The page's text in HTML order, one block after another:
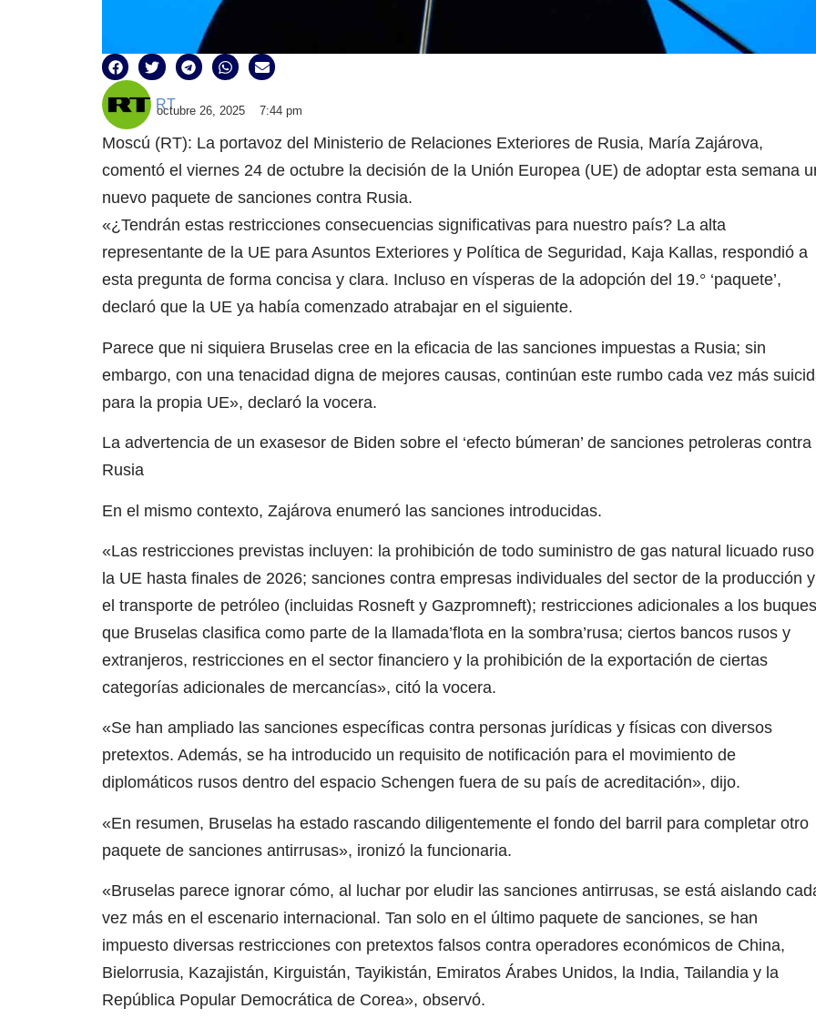
RT
octubre 26, 2025 7:44 pm
Moscú (RT): La portavoz del Ministerio de Relaciones Exteriores de Rusia, María Zajárova,
comentó el viernes 24 de octubre la decisión de la Unión Europea (UE) de adoptar esta semana
nuevo paquete de sanciones contra Rusia.
«¿Tendrán estas restricciones consecuencias significativas para nuestro país? La alta
representante de la UE para Asuntos Exteriores y Política de Seguridad, Kaja Kallas, respondió a
esta pregunta de forma concisa y clara. Incluso en vísperas de la adopción del 19.° ‘paquete’,
declaró que la UE ya había comenzado atrabajar en el siguiente.
Parece que ni siquiera Bruselas cree en la eficacia de las sanciones impuestas a Rusia; sin
embargo, con una tenacidad digna de mejores causas, continúan este rumbo cada vez más
para la propia UE», declaró la vocera.
La advertencia de un exasesor de Biden sobre el ‘efecto búmeran’ de sanciones petroleras contra
Rusia
En el mismo contexto, Zajárova enumeró las sanciones introducidas.
«Las restricciones previstas incluyen: la prohibición de todo suministro de gas natural licuado
la UE hasta finales de 2026; sanciones contra empresas individuales del sector de la producción y
el transporte de petróleo (incluidas Rosneft y Gazpromneft); restricciones adicionales a los buques
que Bruselas clasifica como parte de la llamada’flota en la sombra’rusa; ciertos bancos rusos y
extranjeros, restricciones en el sector financiero y la prohibición de la exportación de ciertas
categorías adicionales de mercancías», citó la vocera.
«Se han ampliado las sanciones específicas contra personas jurídicas y físicas con diversos
pretextos. Además, se ha introducido un requisito de notificación para el movimiento de
diplomáticos rusos dentro del espacio Schengen fuera de su país de acreditación», dijo.
«En resumen, Bruselas ha estado rascando diligentemente el fondo del barril para completar otro
paquete de sanciones antirrusas», ironizó la funcionaria.
«Bruselas parece ignorar cómo, al luchar por eludir las sanciones antirrusas, se está aislando
vez más en el escenario internacional. Tan solo en el último paquete de sanciones, se han
impuesto diversas restricciones con pretextos falsos contra operadores económicos de China,
Bielorrusia, Kazajistán, Kirguistán, Tayikistán, Emiratos Árabes Unidos, la India, Tailandia y la
República Popular Democrática de Corea», observó.